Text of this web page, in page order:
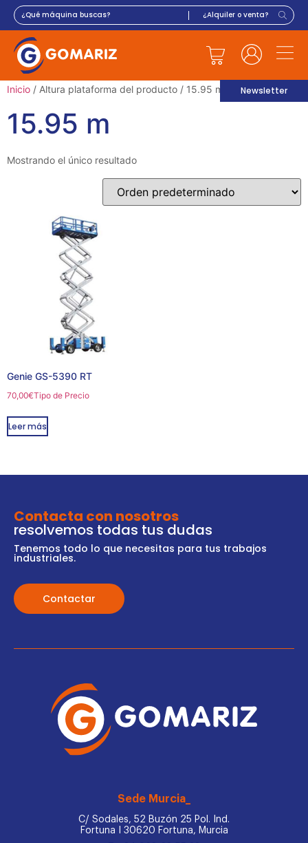
Newsletter
Inicio / Altura plataforma del producto / 15.95 m
15.95 m
Mostrando el único resultado
Genie GS-5390 RT
70,00€Tipo de Precio
Leer más
Contacta con nosotros
resolvemos todas tus dudas
Tenemos todo lo que necesitas para tus trabajos
industriales.
Contactar
Sede Murcia_
C/ Sodales, 52 Buzón 25 Pol. Ind.
Fortuna I 30620 Fortuna, Murcia